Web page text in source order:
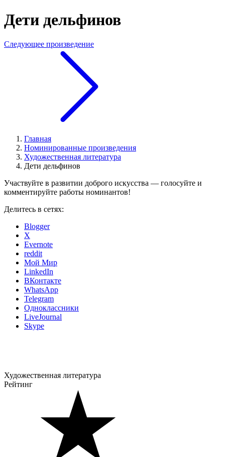
Дети дельфинов
Следующее произведение
Главная
Номинированные произведения
Художественная литература
Дети дельфинов
Участвуйте в развитии доброго искусства — голосуйте и
комментируйте работы номинантов!
Делитесь в сетях:
Blogger
X
Evernote
reddit
Мой Мир
LinkedIn
ВКонтакте
WhatsApp
Telegram
Одноклассники
LiveJournal
Skype
Художественная литература
Рейтинг